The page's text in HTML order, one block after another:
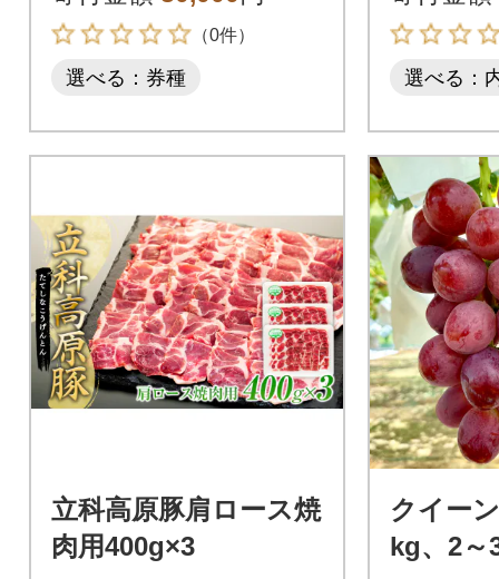
（0件）
選べる：券種 選べる：
立科高原豚肩ロース焼
肉用400g×3
クイー
kg、2